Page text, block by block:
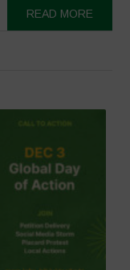
READ MORE